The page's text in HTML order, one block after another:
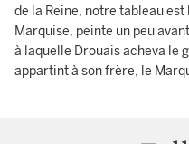
de la Reine, notre tableau
Marquise, peinte un peu
à laquelle Drouais acheva le
appartint à son frère, le